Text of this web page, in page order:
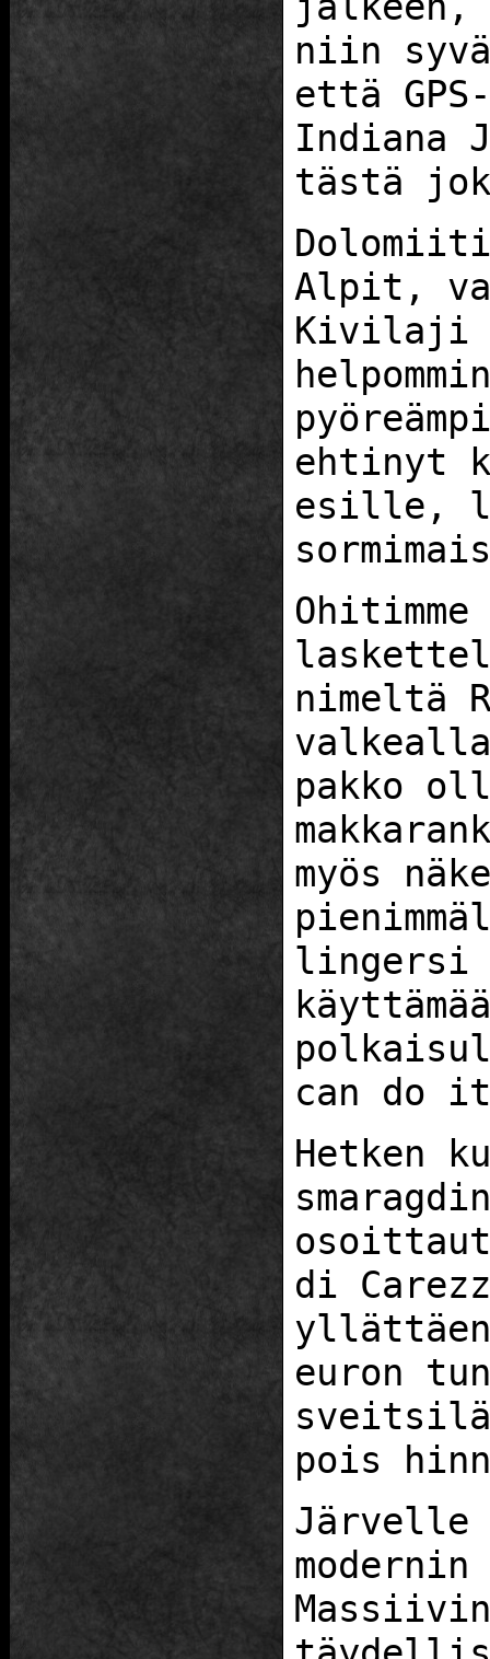
niin
että
Indiana
tästä
Alpit,
Kivilaji
ehtinyt
esille,
nimeltä
pakko
myös
lingersi
can do
Hetken
di
euron
pois